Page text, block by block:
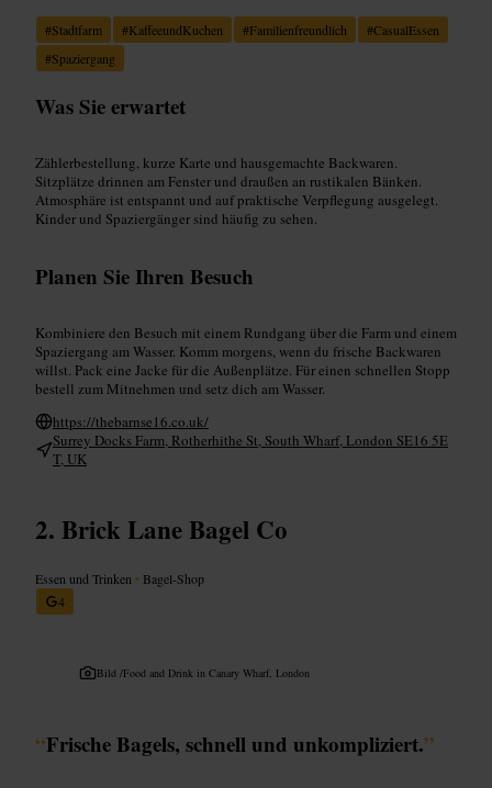
#Stadtfarm #KaffeeundKuchen #Familienfreundlich #CasualEssen
#Spaziergang
Was Sie erwartet
Zählerbestellung, kurze Karte und hausgemachte Backwaren.
Sitzplätze drinnen am Fenster und draußen an rustikalen Bänken.
Atmosphäre ist entspannt und auf praktische Verpflegung ausgelegt.
Kinder und Spaziergänger sind häufig zu sehen.
Planen Sie Ihren Besuch
Kombiniere den Besuch mit einem Rundgang über die Farm und einem
Spaziergang am Wasser. Komm morgens, wenn du frische Backwaren
willst. Pack eine Jacke für die Außenplätze. Für einen schnellen Stopp
bestell zum Mitnehmen und setz dich am Wasser.
https://thebarnse16.co.uk/
Surrey Docks Farm, Rotherhithe St, South Wharf, London SE16 5E
T, UK
Brick Lane Bagel Co
Essen und Trinken • Bagel-Shop
4
Bild /Food and Drink in Canary Wharf, London
“Frische Bagels, schnell und unkompliziert.”